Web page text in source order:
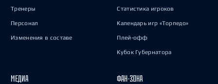
Тренеры
Персонал
Изменения в составе
Статистика игроков
Календарь игр «Торпедо»
Плей-офф
Кубок Губернатора
МЕДИА ФАН-ЗОНА